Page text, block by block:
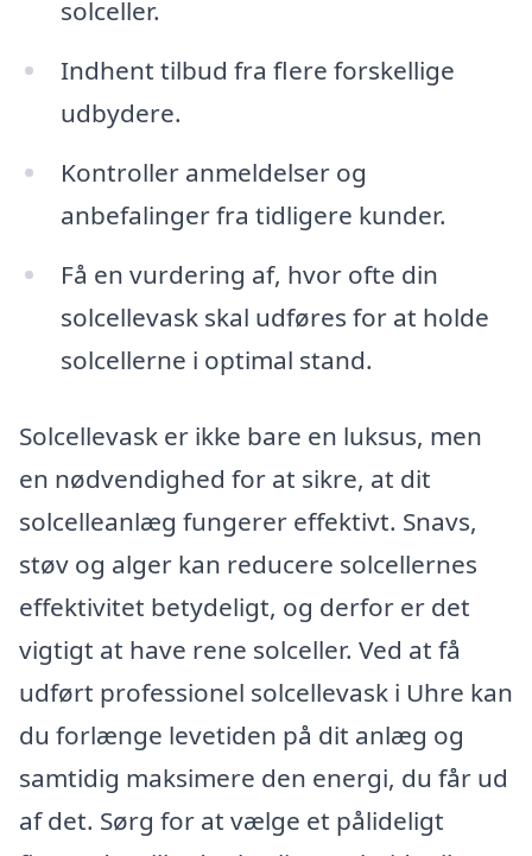
solceller.
Indhent tilbud fra flere forskellige
udbydere.
Kontroller anmeldelser og
anbefalinger fra tidligere kunder.
Få en vurdering af, hvor ofte din
solcellevask skal udføres for at holde
solcellerne i optimal stand.
Solcellevask er ikke bare en luksus, men
en nødvendighed for at sikre, at dit
solcelleanlæg fungerer effektivt. Snavs,
støv og alger kan reducere solcellernes
effektivitet betydeligt, og derfor er det
vigtigt at have rene solceller. Ved at få
udført professionel solcellevask i Uhre kan
du forlænge levetiden på dit anlæg og
samtidig maksimere den energi, du får ud
af det. Sørg for at vælge et pålideligt